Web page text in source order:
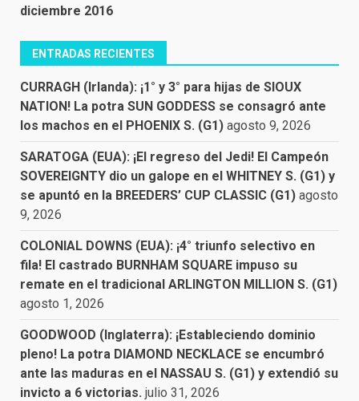
diciembre 2016
ENTRADAS RECIENTES
CURRAGH (Irlanda): ¡1° y 3° para hijas de SIOUX
NATION! La potra SUN GODDESS se consagró ante
los machos en el PHOENIX S. (G1) agosto 9, 2026
SARATOGA (EUA): ¡El regreso del Jedi! El Campeón
SOVEREIGNTY dio un galope en el WHITNEY S. (G1) y
se apuntó en la BREEDERS’ CUP CLASSIC (G1) agosto
9, 2026
COLONIAL DOWNS (EUA): ¡4° triunfo selectivo en
fila! El castrado BURNHAM SQUARE impuso su
remate en el tradicional ARLINGTON MILLION S. (G1)
agosto 1, 2026
GOODWOOD (Inglaterra): ¡Estableciendo dominio
pleno! La potra DIAMOND NECKLACE se encumbró
ante las maduras en el NASSAU S. (G1) y extendió su
invicto a 6 victorias. julio 31, 2026